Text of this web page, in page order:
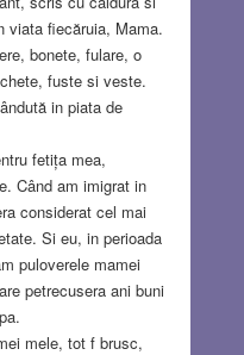
viata fiecăruia, Mama.
bonete, fulare, o
fuste si veste.
in piata de
fetița mea,
Când am imigrat in
considerat cel mai
Si eu, in perioada
puloverele mamei
petrecusera ani buni
mele, tot f brusc,